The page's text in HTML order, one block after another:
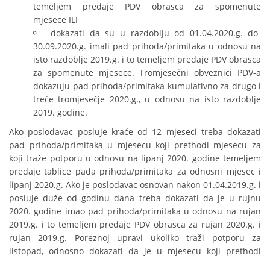
temeljem predaje PDV obrasca za spomenute
mjesece ILI
dokazati da su u razdoblju od 01.04.2020.g. do
30.09.2020.g. imali pad prihoda/primitaka u odnosu na
isto razdoblje 2019.g. i to temeljem predaje PDV obrasca
za spomenute mjesece. Tromjesečni obveznici PDV-a
dokazuju pad prihoda/primitaka kumulativno za drugo i
treće tromjesečje 2020.g., u odnosu na isto razdoblje
2019. godine.
Ako poslodavac posluje kraće od 12 mjeseci treba dokazati
pad prihoda/primitaka u mjesecu koji prethodi mjesecu za
koji traže potporu u odnosu na lipanj 2020. godine temeljem
predaje tablice pada prihoda/primitaka za odnosni mjesec i
lipanj 2020.g. Ako je poslodavac osnovan nakon 01.04.2019.g. i
posluje duže od godinu dana treba dokazati da je u rujnu
2020. godine imao pad prihoda/primitaka u odnosu na rujan
2019.g. i to temeljem predaje PDV obrasca za rujan 2020.g. i
rujan 2019.g. Poreznoj upravi ukoliko traži potporu za
listopad, odnosno dokazati da je u mjesecu koji prethodi